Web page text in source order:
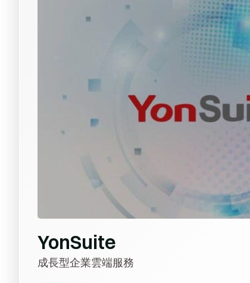
YonSuite
成長型企業雲端服務